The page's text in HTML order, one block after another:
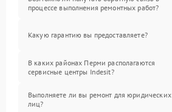
процессе выполнения ремонтных работ?
Какую гарантию вы предоставляете?
В каких районах Перми располагаются
сервисные центры Indesit?
Выполняете ли вы ремонт для юридических
лиц?